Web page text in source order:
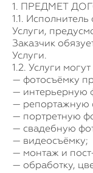
1. ПРЕДМЕТ
1.1. Исполнитель
Услуги,
Заказчик
Услуги.
1.2. Услуги
— фотосъёмку
— интерьерную
— репортажную
— портретную
— свадебную
— видеосъёмку;
— монтаж и
— обработку,